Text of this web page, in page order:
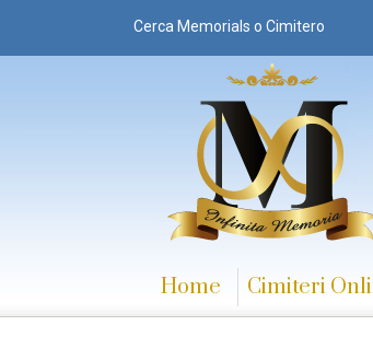
Cerca Memorials o Cimitero
Home Cimiteri